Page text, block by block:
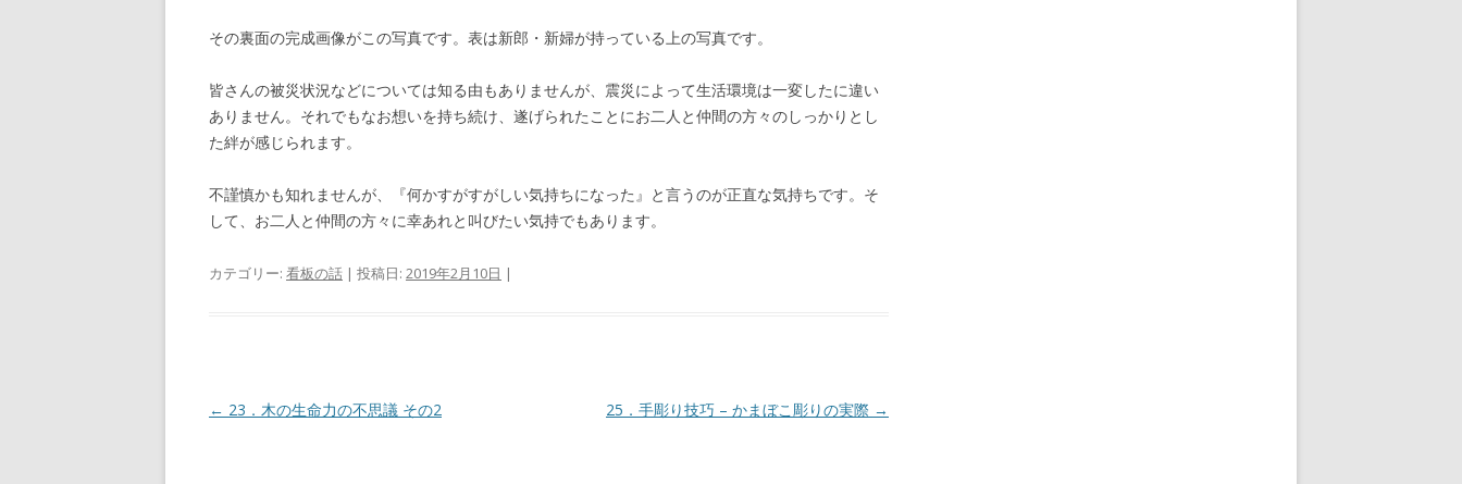
その裏面の完成画像がこの写真です。表は新郎・新婦が持っている上の写真です。
皆さんの被災状況などについては知る由もありませんが、震災によって生活環境は一変したに違い
ありません。それでもなお想いを持ち続け、遂げられたことにお二人と仲間の方々のしっかりとし
た絆が感じられます。
不謹慎かも知れませんが、『何かすがすがしい気持ちになった』と言うのが正直な気持ちです。そ
して、お二人と仲間の方々に幸あれと叫びたい気持でもあります。
カテゴリー: 看板の話 | 投稿日: 2019年2月10日 |
投
← 23．木の生命力の不思議 その2 25．手彫り技巧 – かまぼこ彫りの実際 →